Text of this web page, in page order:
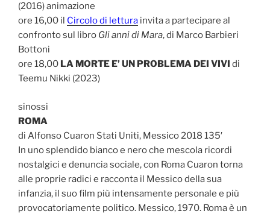
(2016) animazione
ore 16,00 il Circolo di lettura invita a partecipare al
confronto sul libro Gli anni di Mara, di Marco Barbieri
Bottoni
ore 18,00 LA MORTE E’ UN PROBLEMA DEI VIVI di
Teemu Nikki (2023)
sinossi
ROMA
di Alfonso Cuaron Stati Uniti, Messico 2018 135′
In uno splendido bianco e nero che mescola ricordi
nostalgici e denuncia sociale, con Roma Cuaron torna
alle proprie radici e racconta il Messico della sua
infanzia, il suo film più intensamente personale e più
provocatoriamente politico. Messico, 1970. Roma è un